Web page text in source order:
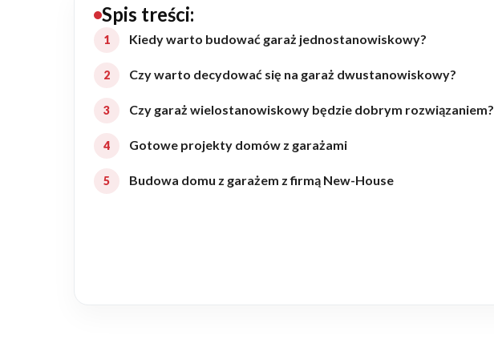
Rezydencje
Rozbudowa
Remonty
Budynki biurowe
Spis treści:
Kiedy warto budować garaż jednostanowiskowy?
Czy warto decydować się na garaż dwustanowiskowy?
Czy garaż wielostanowiskowy będzie dobrym rozwiązaniem?
Gotowe projekty domów z garażami
Budowa domu z garażem z firmą New-House